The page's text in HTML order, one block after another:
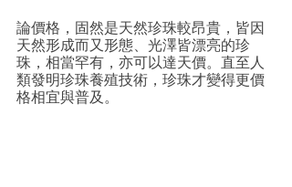
論價格，固然是天然珍珠較昂貴，皆因
天然形成而又形態、光澤皆漂亮的珍
珠，相當罕有，亦可以達天價。直至人
類發明珍珠養殖技術，珍珠才變得更價
格相宜與普及。